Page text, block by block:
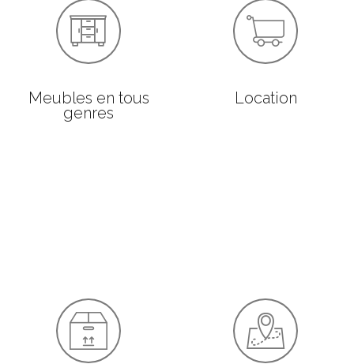
Meubles en tous
genres
Location